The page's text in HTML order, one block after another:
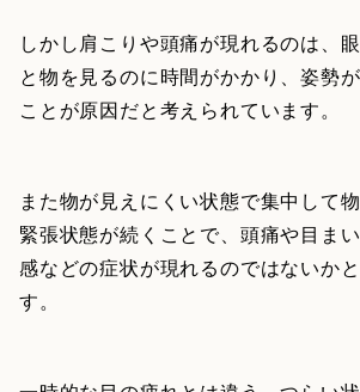
しかし肩こりや頭痛が現れるのは、
と物を見るのに時間がかかり、姿勢
ことが原因だと考えられています。
また物が見えにくい状態で集中して
緊張状態が続くことで、頭痛や目ま
感などの症状が現れるのではないか
す。